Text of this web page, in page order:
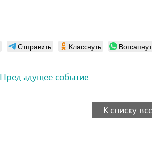
Отправить Класснуть
Предыдущее событие
К списку